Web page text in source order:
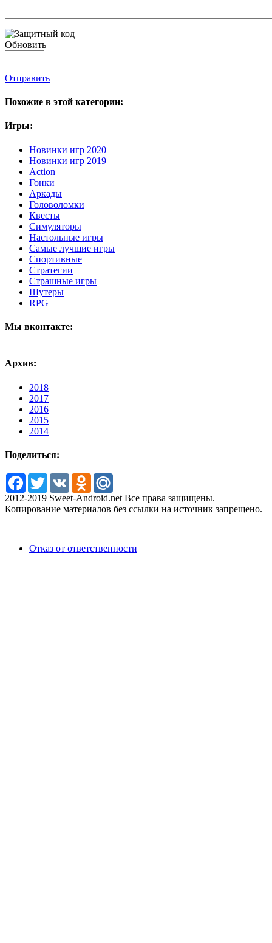
Обновить
Отправить
Похожие в этой категории:
Игры:
Новинки игр 2020
Новинки игр 2019
Action
Гонки
Аркады
Головоломки
Квесты
Симуляторы
Настольные игры
Самые лучшие игры
Спортивные
Стратегии
Страшные игры
Шутеры
RPG
Мы вконтакте:
Архив:
2018
2017
2016
2015
2014
Поделиться:
Facebook
TwitterVK Odnoklassniki
2012-2019 Sweet-Android.net Все права защищены.
Копирование материалов без ссылки на источник запрещено.
Отказ от ответственности